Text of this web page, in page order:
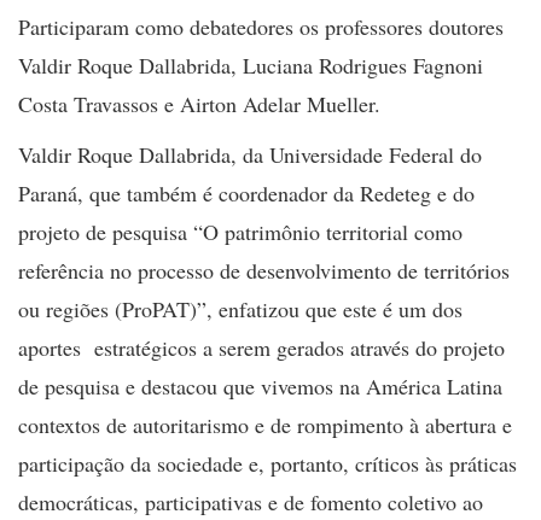
Participaram como debatedores os professores doutores
Valdir Roque Dallabrida, Luciana Rodrigues Fagnoni
Costa Travassos e Airton Adelar Mueller.
Valdir Roque Dallabrida, da Universidade Federal do
Paraná, que também é coordenador da Redeteg e do
projeto de pesquisa “O patrimônio territorial como
referência no processo de desenvolvimento de territórios
ou regiões (ProPAT)”, enfatizou que este é um dos
aportes estratégicos a serem gerados através do projeto
de pesquisa e destacou que vivemos na América Latina
contextos de autoritarismo e de rompimento à abertura e
participação da sociedade e, portanto, críticos às práticas
democráticas, participativas e de fomento coletivo ao